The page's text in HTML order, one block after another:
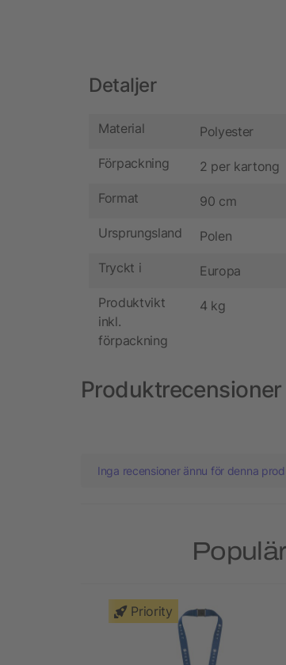
Detaljer
Material Polyester
Förpackning 2 per kartong
Format 90 cm
Ursprungsland Polen
Tryckt i Europa
Produktvikt
inkl.
förpackning
4 kg
Produktrecensioner
Inga recensioner ännu för denna
Priority